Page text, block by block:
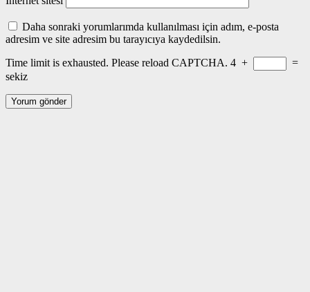
Daha sonraki yorumlarımda kullanılması için adım, e-posta
adresim ve site adresim bu tarayıcıya kaydedilsin.
Time limit is exhausted. Please reload CAPTCHA. 4 +
=
sekiz